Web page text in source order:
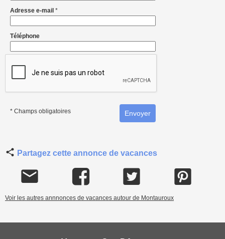
Adresse e-mail *
Téléphone
* Champs obligatoires
Partagez cette annonce de vacances
Voir les autres annnonces de vacances autour de Montauroux